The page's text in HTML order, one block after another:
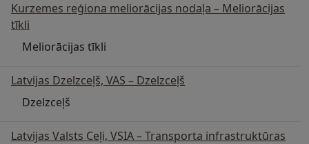
Kurzemes reģiona meliorācijas nodaļa – Meliorācijas
tīkli
Meliorācijas tīkli
Latvijas Dzelzceļš, VAS – Dzelzceļš
Dzelzceļš
Latvijas Valsts Ceļi, VSIA – Transporta infrastruktūras